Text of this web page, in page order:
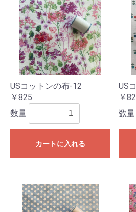
USコットンの布-12
￥825
数量
カートに入れる
US
￥
数量